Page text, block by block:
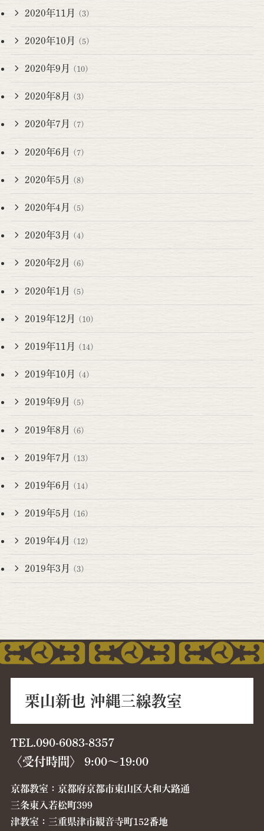
2020年11月 (3)
2020年10月 (5)
2020年9月 (10)
2020年8月 (3)
2020年7月 (7)
2020年6月 (7)
2020年5月 (8)
2020年4月 (5)
2020年3月 (4)
2020年2月 (6)
2020年1月 (5)
2019年12月 (10)
2019年11月 (14)
2019年10月 (4)
2019年9月 (5)
2019年8月 (6)
2019年7月 (13)
2019年6月 (14)
2019年5月 (16)
2019年4月 (12)
2019年3月 (3)
栗山新也 沖縄三線教室
TEL.090-6083-8357
〈受付時間〉 9:00〜19:00
京都教室：京都府京都市東山区大和大路通
三条東入若松町399
津教室：三重県津市観音寺町152番地